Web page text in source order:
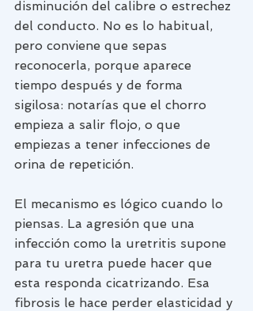
disminución del calibre o estrechez
del conducto. No es lo habitual,
pero conviene que sepas
reconocerla, porque aparece
tiempo después y de forma
sigilosa: notarías que el chorro
empieza a salir flojo, o que
empiezas a tener infecciones de
orina de repetición.
El mecanismo es lógico cuando lo
piensas. La agresión que una
infección como la uretritis supone
para tu uretra puede hacer que
esta responda cicatrizando. Esa
fibrosis le hace perder elasticidad y